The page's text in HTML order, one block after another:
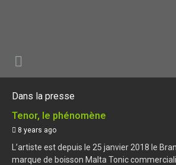
Dans la presse
Tenor, le phénomène
8 years ago
L’artiste est depuis le 25 janvier 2018 le
marque de boisson Malta Tonic